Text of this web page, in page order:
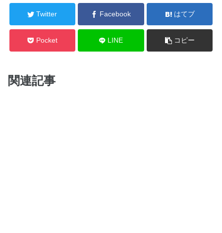
Twitter Facebook はてブ
Pocket LINE コピー
関連記事